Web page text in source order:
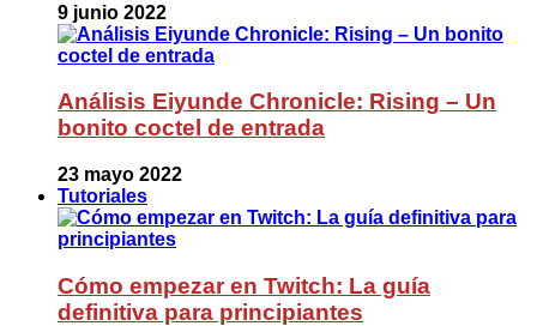
9 junio 2022
Análisis Eiyunde Chronicle: Rising – Un
bonito coctel de entrada
23 mayo 2022
Tutoriales
Cómo empezar en Twitch: La guía
definitiva para principiantes